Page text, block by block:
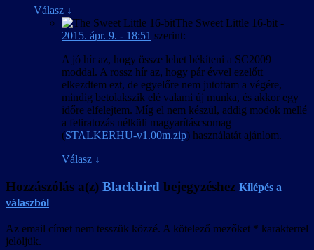
Válasz ↓
The Sweet Little 16-bit -
2015. ápr. 9. - 18:51 szerint:
A jó hír az, hogy össze lehet békíteni a SC2009
moddal. A rossz hír az, hogy pár évvel ezelőtt
elkezdtem ezt, de egyelőre nem jutottam a végére,
mindig betolakszik elé valami új munka, és akkor egy
időre elfelejtem. Míg el nem készül, addig modok mellé
a feliratozás nélküli magyarításcsomag
(STALKERHU-v1.00m.zip) használatát ajánlom.
Válasz ↓
Hozzászólás a(z) Blackbird bejegyzéshez Kilépés a
válaszból
Az email címet nem tesszük közzé. A kötelező mezőket * karakterrel
jelöljük.